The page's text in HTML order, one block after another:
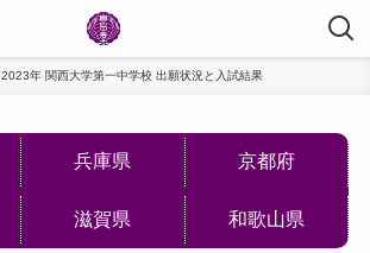
2023年 関西大学第一中学校 出願状況と入試結果
兵庫県 京都府
滋賀県 和歌山県